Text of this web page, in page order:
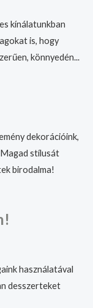
kínálatunkban
is, hogy
könnyedén...
dekorációink,
stílusát
birodalma!
használatával
desszerteket